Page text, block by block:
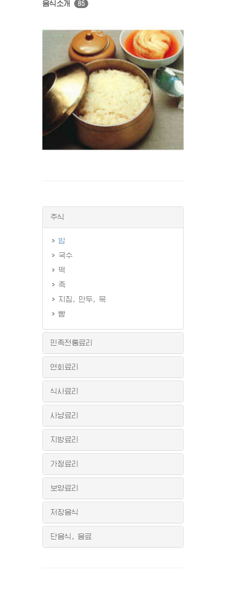
음식소개 85
주식
밥
국수
떡
죽
지짐, 만두, 묵
빵
민족전통료리
연회료리
식사료리
사냥료리
지방료리
가정료리
보양료리
저장음식
단음식, 음료